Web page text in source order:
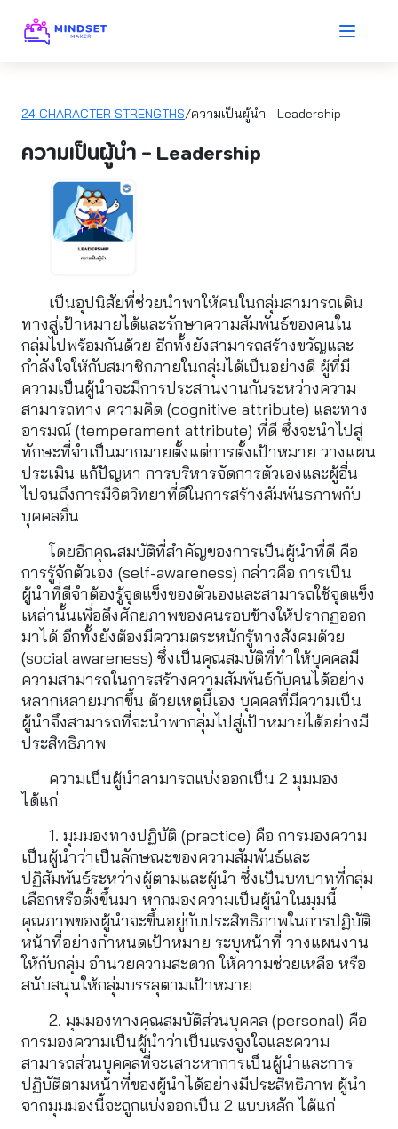
24 CHARACTER STRENGTHS/ความเป็นผู้นำ - Leadership
ความเป็นผู้นำ - Leadership
เป็นอุปนิสัยที่ช่วยนำพาให้คนในกลุ่มสามารถเดิน
ทางสู่เป้าหมายได้และรักษาความสัมพันธ์ของคนใน
กลุ่มไปพร้อมกันด้วย อีกทั้งยังสามารถสร้างขวัญและ
กำลังใจให้กับสมาชิกภายในกลุ่มได้เป็นอย่างดี ผู้ที่มี
ความเป็นผู้นำจะมีการประสานงานกันระหว่างความ
สามารถทาง ความคิด (cognitive attribute) และทาง
อารมณ์ (temperament attribute) ที่ดี ซึ่งจะนำไปสู่
ทักษะที่จำเป็นมากมายตั้งแต่การตั้งเป้าหมาย วางแผน
ประเมิน แก้ปัญหา การบริหารจัดการตัวเองและผู้อื่น
ไปจนถึงการมีจิตวิทยาที่ดีในการสร้างสัมพันธภาพกับ
บุคคลอื่น
โดยอีกคุณสมบัติที่สำคัญของการเป็นผู้นำที่ดี คือ
การรู้จักตัวเอง (self-awareness) กล่าวคือ การเป็น
ผู้นำที่ดีจำต้องรู้จุดแข็งของตัวเองและสามารถใช้จุดแข็ง
เหล่านั้นเพื่อดึงศักยภาพของคนรอบข้างให้ปรากฏออก
มาได้ อีกทั้งยังต้องมีความตระหนักรู้ทางสังคมด้วย
(social awareness) ซึ่งเป็นคุณสมบัติที่ทำให้บุคคลมี
ความสามารถในการสร้างความสัมพันธ์กับคนได้อย่าง
หลากหลายมากขึ้น ด้วยเหตุนี้เอง บุคคลที่มีความเป็น
ผู้นำจึงสามารถที่จะนำพากลุ่มไปสู่เป้าหมายได้อย่างมี
ประสิทธิภาพ
ความเป็นผู้นำสามารถแบ่งออกเป็น 2 มุมมอง
ได้แก่
1. มุมมองทางปฏิบัติ (practice) คือ การมองความ
เป็นผู้นำว่าเป็นลักษณะของความสัมพันธ์และ
ปฏิสัมพันธ์ระหว่างผู้ตามและผู้นำ ซึ่งเป็นบทบาทที่กลุ่ม
เลือกหรือตั้งขึ้นมา หากมองความเป็นผู้นำในมุมนี้
คุณภาพของผู้นำจะขึ้นอยู่กับประสิทธิภาพในการปฏิบัติ
หน้าที่อย่างกำหนดเป้าหมาย ระบุหน้าที่ วางแผนงาน
ให้กับกลุ่ม อำนวยความสะดวก ให้ความช่วยเหลือ หรือ
สนับสนุนให้กลุ่มบรรลุตามเป้าหมาย
2. มุมมองทางคุณสมบัติส่วนบุคคล (personal) คือ
การมองความเป็นผู้นำว่าเป็นแรงจูงใจและความ
สามารถส่วนบุคคลที่จะเสาะหาการเป็นผู้นำและการ
ปฏิบัติตามหน้าที่ของผู้นำได้อย่างมีประสิทธิภาพ ผู้นำ
จากมุมมองนี้จะถูกแบ่งออกเป็น 2 แบบหลัก ได้แก่